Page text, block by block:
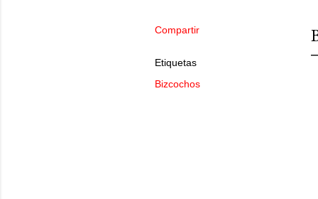
Compartir
Etiquetas
Bizcochos